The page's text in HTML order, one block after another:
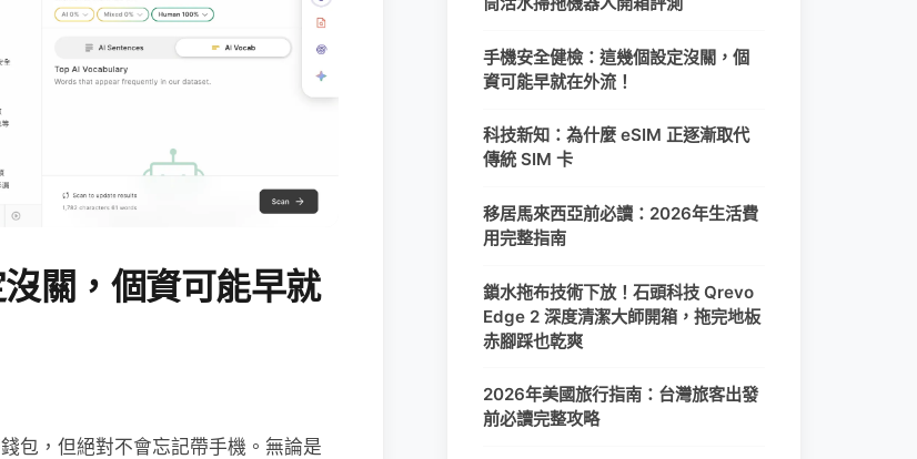
關，個資可能早就
包，但絕對不會忘記帶手機。無論是
手機安全健檢：這幾個設定沒關，個
資可能早就在外流！
科技新知：為什麼 eSIM 正逐漸取代
傳統 SIM 卡
移居馬來西亞前必讀：2026年生活費
用完整指南
鎖水拖布技術下放！石頭科技 Qrevo
Edge 2 深度清潔大師開箱，拖完地板
赤腳踩也乾爽
2026年美國旅行指南：台灣旅客出發
前必讀完整攻略